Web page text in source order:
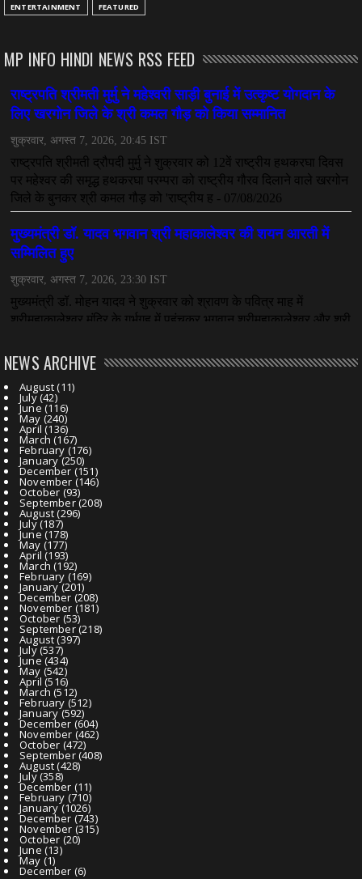
ENTERTAINMENT FEATURED
MP INFO HINDI NEWS RSS FEED
NEWS ARCHIVE
August(11)
July(42)
June(116)
May (240)
April (136)
March (167)
February (176)
January(250)
December (151)
November (146)
October (93)
September(208)
August(296)
July(187)
June(178)
May (177)
April (193)
March (192)
February (169)
January(201)
December (208)
November (181)
October (53)
September(218)
August(397)
July(537)
June(434)
May (542)
April (516)
March (512)
February (512)
January(592)
December (604)
November (462)
October (472)
September(408)
August(428)
July(358)
December (11)
February (710)
January(1026)
December (743)
November (315)
October (20)
June (13)
May (1)
December (6)